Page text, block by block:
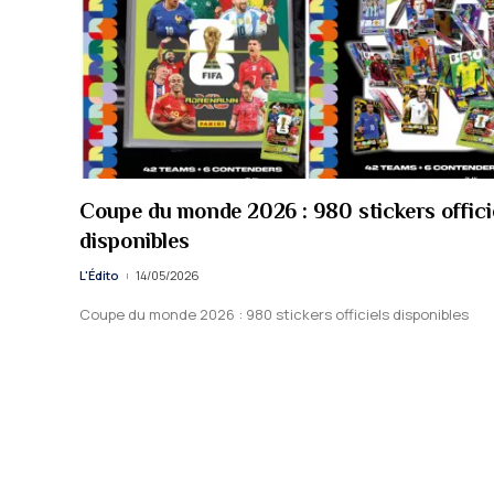
Coupe du monde 2026 : 980 stickers
disponibles
L'Édito 14/05/2026
Coupe du monde 2026 : 980 stickers officiels disponibles